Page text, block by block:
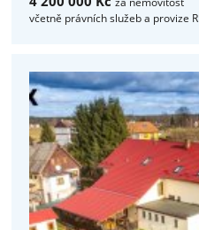
včetně právních služeb a provize